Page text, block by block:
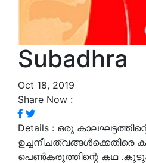
Subadhra
Oct 18, 2019
Share Now :
Details : ഒരു
ഉച്ചനീചത്വങ്ങൾക്കെതിരെ
പെൺകരുത്തിന്റെ കഥ